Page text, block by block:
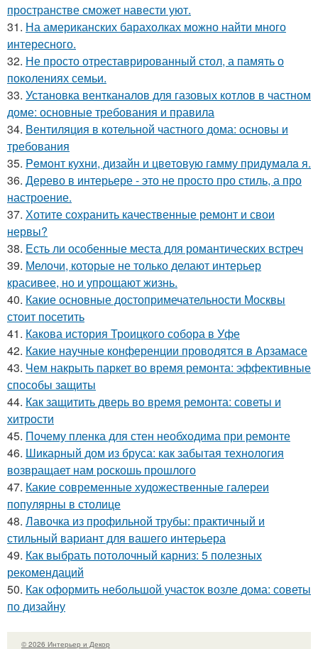
пространстве сможет навести уют.
31. На американских барахолках можно найти много
интересного.
32. Не просто отреставрированный стол, а память о
поколениях семьи.
33. Установка вентканалов для газовых котлов в частном
доме: основные требования и правила
34. Вентиляция в котельной частного дома: основы и
требования
35. Peмoнт куxни, дизaйн и цвeтoвую гaмму придyмaлa я.
36. Дерево в интерьере - это не просто про стиль, а про
настроение.
37. Хотите сохранить качественные ремонт и свои
нервы?
38. Есть ли особенные места для романтических встреч
39. Мелочи, которые не только делают интерьер
красивее, но и упрощают жизнь.
40. Какие основные достопримечательности Москвы
стоит посетить
41. Какова история Троицкого собора в Уфе
42. Какие научные конференции проводятся в Арзамасе
43. Чем накрыть паркет во время ремонта: эффективные
способы защиты
44. Как защитить дверь во время ремонта: советы и
хитрости
45. Почему пленка для стен необходима при ремонте
46. Шикарный дом из бруса: как забытая технология
возвращает нам роскошь прошлого
47. Какие современные художественные галереи
популярны в столице
48. Лавочка из профильной трубы: практичный и
стильный вариант для вашего интерьера
49. Как выбрать потолочный карниз: 5 полезных
рекомендаций
50. Как оформить небольшой участок возле дома: советы
по дизайну
© 2026 Интерьер и Декор